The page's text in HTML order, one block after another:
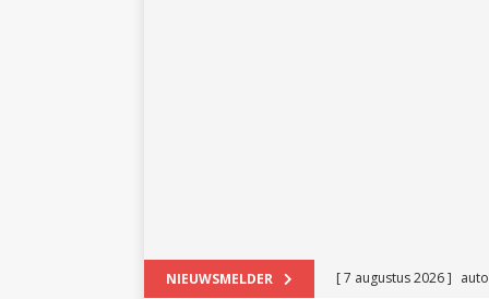
NIEUWSMELDER [ 7 augustus 2026 ]